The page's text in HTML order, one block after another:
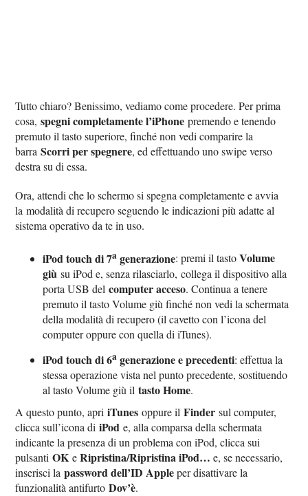
Tutto chiaro? Benissimo, vediamo come procedere. Per prima
cosa,spegni completamente l’iPhonepremendo e tenendo
premuto il tasto superiore, finché non vedi comparire la
barraScorri per spegnere, ed effettuando uno swipe verso
destra su di essa.
Ora, attendi che lo schermo si spegna completamente e avvia
la modalità di recupero seguendo le indicazioni più adatte al
sistema operativo da te in uso.
iPod touch di 7a generazione: premi il tastoVolume
giùsu iPod e, senza rilasciarlo, collega il dispositivo alla
porta USB delcomputer acceso. Continua a tenere
premuto il tasto Volume giù finché non vedi la schermata
della modalità di recupero (il cavetto con l’icona del
computer oppure con quella di iTunes).
iPod touch di 6a generazione e precedenti: effettua la
stessa operazione vista nel punto precedente, sostituendo
al tasto Volume giù iltasto Home.
A questo punto, apriiTunesoppure ilFindersul computer,
clicca sull’icona diiPode, alla comparsa della schermata
indicante la presenza di un problema con iPod, clicca sui
pulsantiOKeRipristina/Ripristina iPod…e, se necessario,
inserisci lapassword dell’ID Appleper disattivare la
funzionalità antifurtoDov’è.